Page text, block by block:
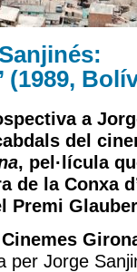
(1989,
a
del
, pel·lícula
de la Conxa
Premi
per Jorge